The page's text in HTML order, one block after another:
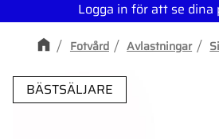
Logga in för att se dina
Fotvård Avlastningar
BÄSTSÄLJARE